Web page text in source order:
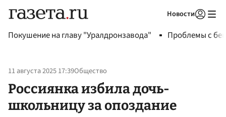
Новости
Покушение на главу "Уралдронзавода" Проблемы с
11 августа 2025 17:39Общество
Россиянка избила дочь-
школьницу за опоздание